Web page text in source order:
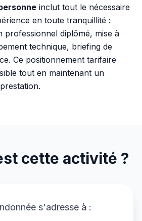
inclut tout le nécessaire
en toute tranquillité :
professionnel diplômé, mise à
technique, briefing de
Ce positionnement tarifaire
tout en maintenant un
cette activité ?
s'adresse à :